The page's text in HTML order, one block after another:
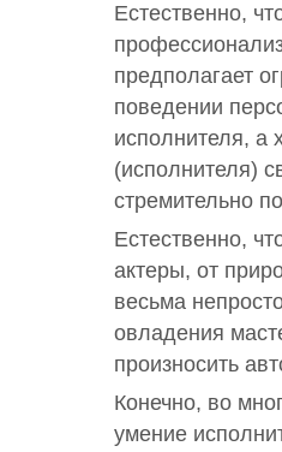
Естественно,
предполагает
поведении
исполнителя, а
(исполнителя)
стремительно
Естественно,
актеры, от
весьма
овладения
произносить
Конечно, во
умение